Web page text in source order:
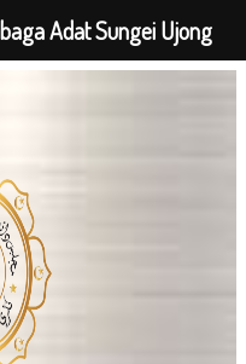
Adat Sungei Ujong